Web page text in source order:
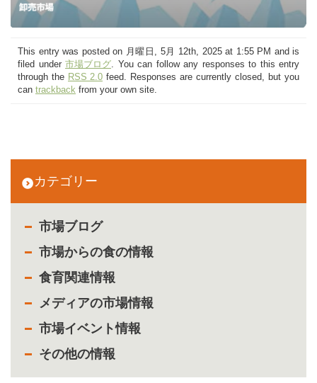
カテゴリー
市場ブログ
市場からの食の情報
食育関連情報
メディアの市場情報
市場イベント情報
その他の情報
This entry was posted on 月曜日, 5月 12th, 2025 at 1:55 PM and is
filed under 市場ブログ. You can follow any responses to this entry
through the RSS 2.0 feed. Responses are currently closed, but you
can trackback from your own site.